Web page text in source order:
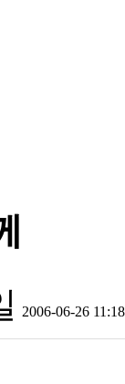
2006-06-26 11:18